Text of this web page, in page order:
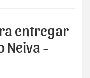
entregar
Neiva -